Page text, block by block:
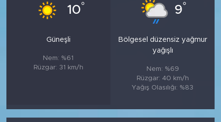
10°
Güneşli
Nem: %61
Rüzgar: 31 km/h
9°
Bölgesel düzensiz yağmur
yağışlı
Nem: %69
Rüzgar: 40 km/h
Yağış Olasılığı: %83